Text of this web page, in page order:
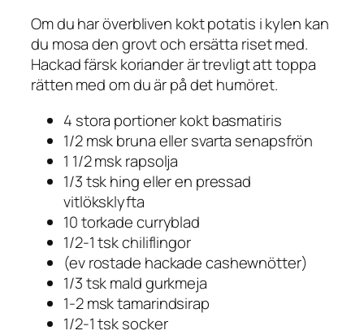
Om du har överbliven kokt potatis i kylen kan
du mosa den grovt och ersätta riset med.
Hackad färsk koriander är trevligt att toppa
rätten med om du är på det humöret.
4 stora portioner kokt basmatiris
1/2 msk bruna eller svarta senapsfrön
1 1/2 msk rapsolja
1/3 tsk hing eller en pressad
vitlöksklyfta
10 torkade curryblad
1/2-1 tsk chiliflingor
(ev rostade hackade cashewnötter)
1/3 tsk mald gurkmeja
1-2 msk tamarindsirap
1/2-1 tsk socker